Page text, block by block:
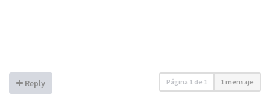
Reply Página 1 de 1 1 mensaje